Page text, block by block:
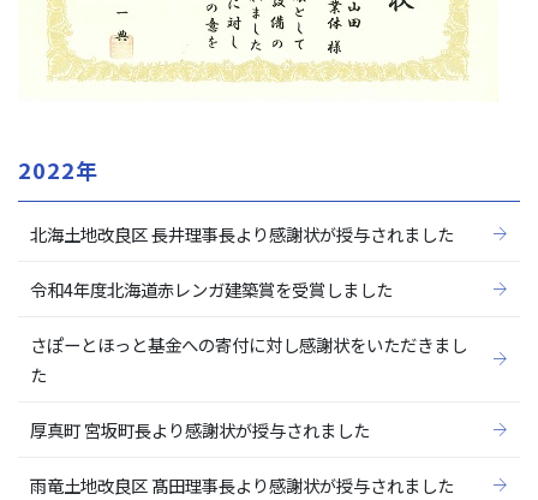
2022年
北海土地改良区 長井理事長より感謝状が授与されました
令和4年度北海道赤レンガ建築賞を受賞しました
さぽーとほっと基金への寄付に対し感謝状をいただきまし
た
厚真町 宮坂町長より感謝状が授与されました
雨竜土地改良区 髙田理事長より感謝状が授与されました